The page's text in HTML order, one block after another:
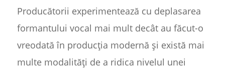
Producătorii experimentează cu deplasarea
formantului vocal mai mult decât au făcut-o
vreodată în producția modernă și există mai
multe modalități de a ridica nivelul unei